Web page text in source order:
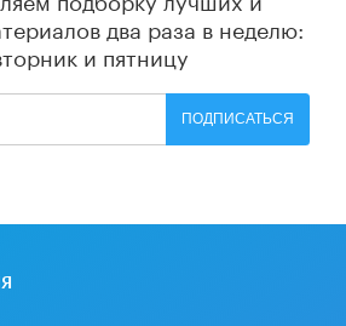
два раза в неделю:
и пятницу
ПОДПИСАТЬСЯ